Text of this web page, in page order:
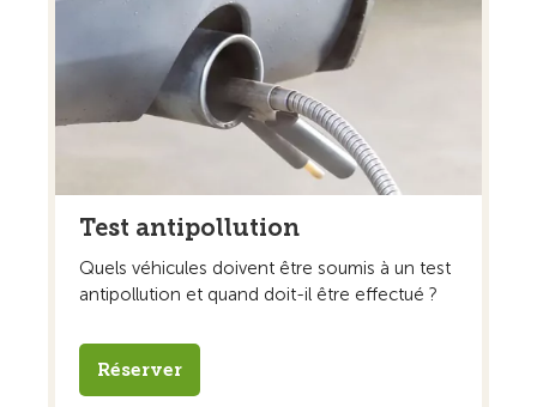
Test antipollution
Quels véhicules doivent être soumis à un test
antipollution et quand doit-il être effectué ?
Réserver